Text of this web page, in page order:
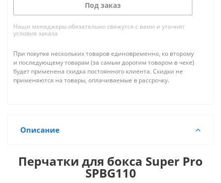
Под заказ
Наши менеджеры обязательно свяжутся с вами и уточнят
условия заказа
При покупке нескольких товаров единовременно, ко второму
и последующему товарам (за самым дорогим товаром в чеке)
будет применена скидка постоянного клиента. Скидки не
применяются на товары, оплачиваемые в рассрочку.
Описание
Перчатки для бокса Super Pro
SPBG110